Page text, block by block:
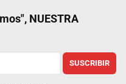
NUESTRA
SUSCRIBIR